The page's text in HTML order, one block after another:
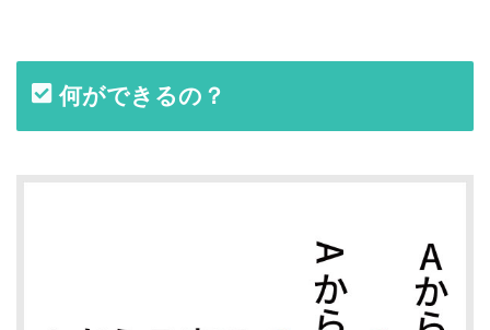
何ができるの？